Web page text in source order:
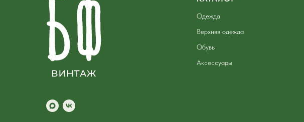
Одежда
Верхняя одежда
Обувь
Аксессуары